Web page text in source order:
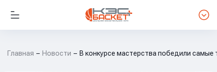
Главная Новости В конкурсе мастерства победили самые